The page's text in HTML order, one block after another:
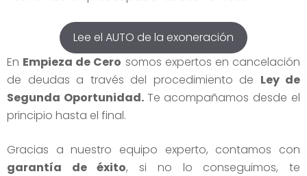
Lee el AUTO de la exoneración
En Empieza de Cero somos expertos en cancelación
de deudas a través del procedimiento de Ley de
Segunda Oportunidad. Te acompañamos desde el
principio hasta el final.
Gracias a nuestro equipo experto, contamos con
garantía de éxito, si no lo conseguimos, te